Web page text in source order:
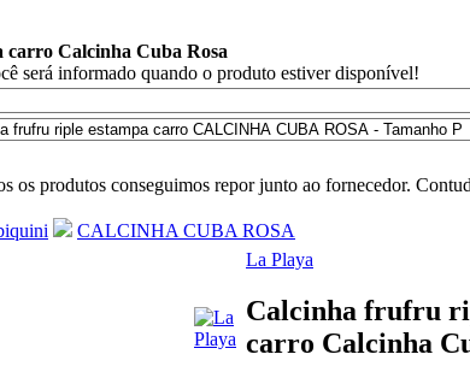
Calcinha Cuba Rosa
será informado quando o produto estiver disponível!
os produtos conseguimos repor junto ao fornecedor.
CALCINHA CUBA ROSA
La Playa
Calcinha frufru
carro Calcinha